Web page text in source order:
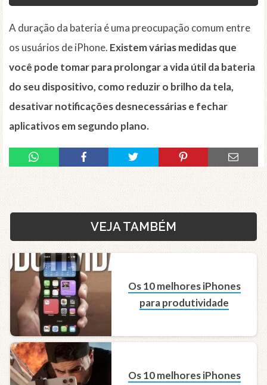
A duração da bateria é uma preocupação comum entre
os usuários de iPhone. Existem várias medidas que
você pode tomar para prolongar a vida útil da bateria
do seu dispositivo, como reduzir o brilho da tela,
desativar notificações desnecessárias e fechar
aplicativos em segundo plano.
VEJA TAMBÉM
Os 10 melhores iPhones
para produtividade
Os 10 melhores iPhones